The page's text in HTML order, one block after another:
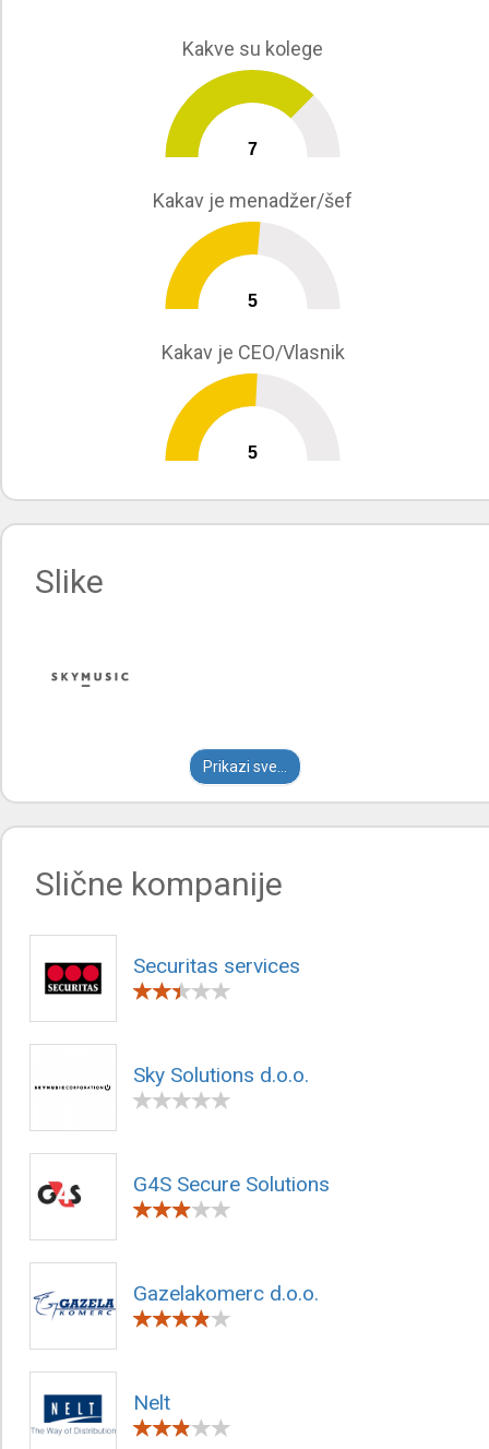
Kakve su kolege
7
Kakav je menadžer/šef
5
Kakav je CEO/Vlasnik
5
Slike
Prikazi sve...
Slične kompanije
Securitas services
Sky Solutions d.o.o.
G4S Secure Solutions
Gazelakomerc d.o.o.
Nelt